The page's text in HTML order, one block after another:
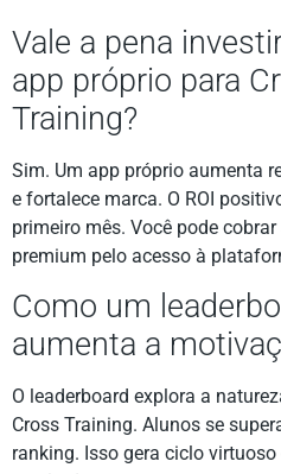
Vale a pena
app próprio para
Training?
Sim. Um app próprio aumenta
e fortalece marca. O ROI
primeiro mês. Você pode
premium pelo acesso à
Como um
aumenta a
O leaderboard explora a
Cross Training. Alunos se
ranking. Isso gera ciclo